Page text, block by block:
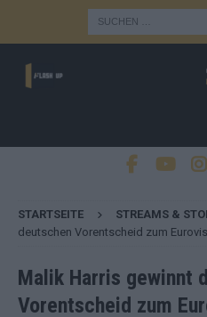
STARTSEITE STREAMS &
deutschen Vorentscheid zum
Malik Harris gewinnt
Vorentscheid zum